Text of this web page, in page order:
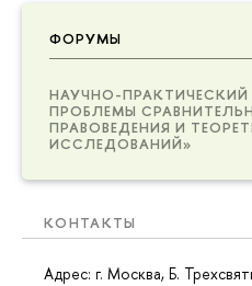
ФОРУМЫ
НАУЧНО-
ПРОБЛЕМЫ
ПРАВОВЕДЕНИЯ И
ИССЛЕДОВАНИЙ»
КОНТАКТЫ
Адрес: г. Москва, Б.